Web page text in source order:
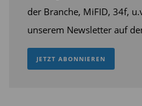
der Branche, MiFID, 34f,
unserem Newsletter auf
JETZT ABONNIEREN